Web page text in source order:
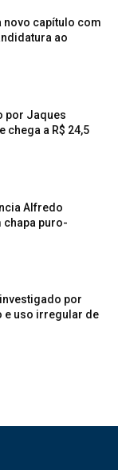
novo capítulo com
ao
por Jaques
chega a R$ 24,5
Alfredo
chapa puro-
por
e uso irregular de